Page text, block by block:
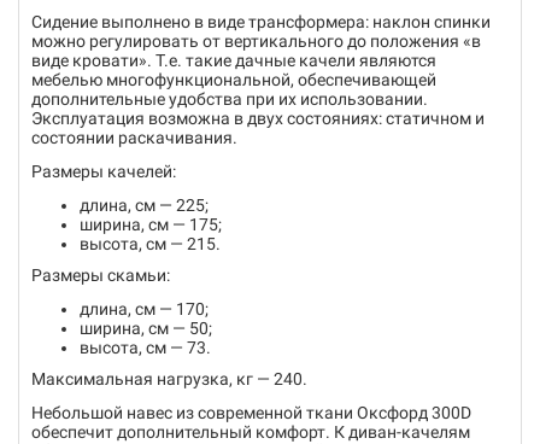
Сидение выполнено в виде трансформера: наклон спинки
можно регулировать от вертикального до положения «в
виде кровати». Т.е. такие дачные качели являются
мебелью многофункциональной, обеспечивающей
дополнительные удобства при их использовании.
Эксплуатация возможна в двух состояниях: статичном и
состоянии раскачивания.
Размеры качелей:
длина, см — 225;
ширина, см — 175;
высота, см — 215.
Размеры скамьи:
длина, см — 170;
ширина, см — 50;
высота, см — 73.
Максимальная нагрузка, кг — 240.
Небольшой навес из современной ткани Оксфорд 300D
обеспечит дополнительный комфорт. К диван-качелям